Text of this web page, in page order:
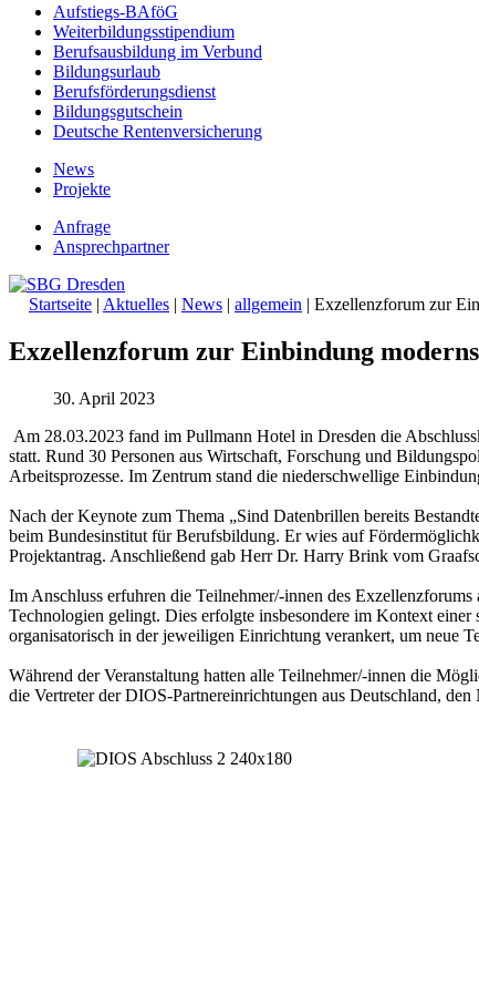
Aufstiegs-BAföG
Weiterbildungsstipendium
Berufsausbildung im Verbund
Bildungsurlaub
Berufsförderungsdienst
Bildungsgutschein
Deutsche Rentenversicherung
News
Projekte
Anfrage
Ansprechpartner
Startseite | Aktuelles | News | allgemein | Exzellenzforum zur
Exzellenzforum zur Einbindung
30. April 2023
Am 28.03.2023 fand im Pullmann Hotel in Dresden die
statt. Rund 30 Personen aus Wirtschaft, Forschung und
Arbeitsprozesse. Im Zentrum stand die niederschwellige
Nach der Keynote zum Thema „Sind Datenbrillen bereits
beim Bundesinstitut für Berufsbildung. Er wies auf
Projektantrag. Anschließend gab Herr Dr. Harry Brink vom
Im Anschluss erfuhren die Teilnehmer/-innen des
Technologien gelingt. Dies erfolgte insbesondere im Kontext
organisatorisch in der jeweiligen Einrichtung verankert, um neue
Während der Veranstaltung hatten alle Teilnehmer/-innen die
die Vertreter der DIOS-Partnereinrichtungen aus Deutschland,